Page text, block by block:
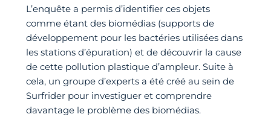
L’enquête a permis d’identifier ces objets
comme étant des biomédias (supports de
développement pour les bactéries utilisées dans
les stations d’épuration) et de découvrir la cause
de cette pollution plastique d’ampleur. Suite à
cela, un groupe d’experts a été créé au sein de
Surfrider pour investiguer et comprendre
davantage le problème des biomédias.